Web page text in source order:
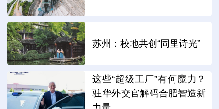
苏州：校地共创“同里诗光”
这些“超级工厂”有何魔力？
驻华外交官解码合肥智造新